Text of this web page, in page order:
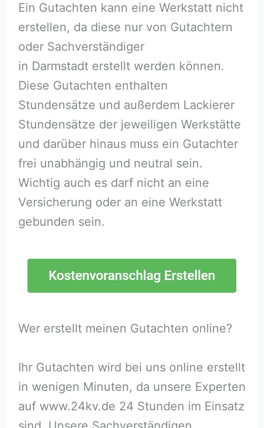
Ein Gutachten kann eine Werkstatt nicht
erstellen, da diese nur von Gutachtern
oder Sachverständiger
in Darmstadt erstellt werden können.
Diese Gutachten enthalten
Stundensätze und außerdem Lackierer
Stundensätze der jeweiligen Werkstätte
und darüber hinaus muss ein Gutachter
frei unabhängig und neutral sein.
Wichtig auch es darf nicht an eine
Versicherung oder an eine Werkstatt
gebunden sein.
Wer erstellt meinen Gutachten online?
Ihr Gutachten wird bei uns online erstellt
in wenigen Minuten, da unsere Experten
auf www.24kv.de 24 Stunden im Einsatz